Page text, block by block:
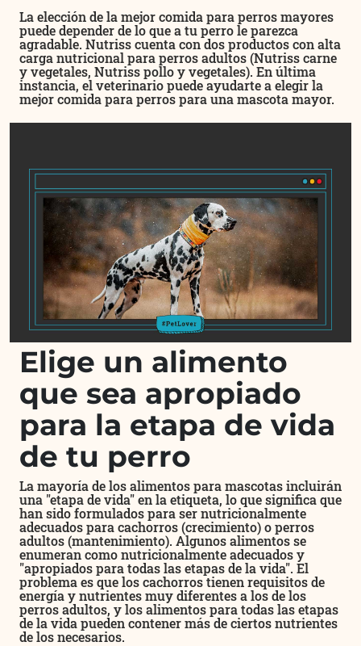
La elección de la mejor comida para perros mayores
puede depender de lo que a tu perro le parezca
agradable. Nutriss cuenta con dos productos con alta
carga nutricional para perros adultos (Nutriss carne
y vegetales, Nutriss pollo y vegetales). En última
instancia, el veterinario puede ayudarte a elegir la
mejor comida para perros para una mascota mayor.
Elige un alimento
que sea apropiado
para la etapa de vida
de tu perro
La mayoría de los alimentos para mascotas incluirán
una "etapa de vida" en la etiqueta, lo que significa que
han sido formulados para ser nutricionalmente
adecuados para cachorros (crecimiento) o perros
adultos (mantenimiento). Algunos alimentos se
enumeran como nutricionalmente adecuados y
"apropiados para todas las etapas de la vida". El
problema es que los cachorros tienen requisitos de
energía y nutrientes muy diferentes a los de los
perros adultos, y los alimentos para todas las etapas
de la vida pueden contener más de ciertos nutrientes
de los necesarios.